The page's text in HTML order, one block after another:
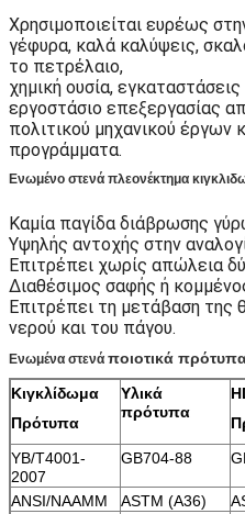
Χρησιμοποιείται ευρέως
γέφυρα, καλά καλύψεις,
το πετρέλαιο,
χημική ουσία,
εργοστάσιο επεξεργασίας
πολιτικού μηχανικού έργων
προγράμματα.
Ενωμένο στενά πλεονέκτημα
Καμία παγίδα διάβρωσης
Υψηλής αντοχής στην
Επιτρέπει χωρίς απώλεια
Διαθέσιμος σαφής ή
Επιτρέπει τη μετάβαση της
νερού και του πάγου.
Ενωμένα στενά ποιοτικά
Κιγκλίδωμα
Πρότυπα
Υλικά
πρότυπα
YB/T4001-
2007
GB704-88
ANSI/NAAMM ASTM (A36)